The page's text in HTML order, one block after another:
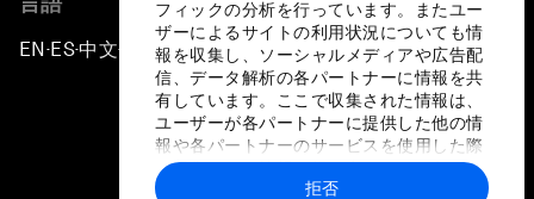
フィックの分析を行っています。またユー
ザーによるサイトの利用状況についても情
報を収集し、ソーシャルメディアや広告配
信、データ解析の各パートナーに情報を共
有しています。ここで収集された情報は、
ユーザーが各パートナーに提供した他の情
報や各パートナーのサービスを使用した際
に収集された情報と組み合わされ、各パー
トナーによって使用されることがありま
拒否
EN ▪ES▪中文▪ 日本語